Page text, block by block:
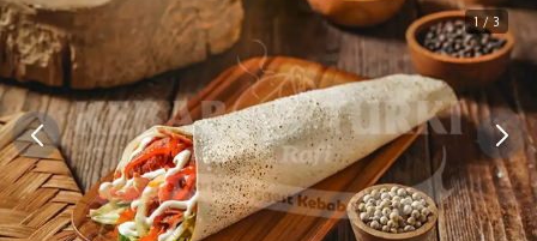
1 / 3